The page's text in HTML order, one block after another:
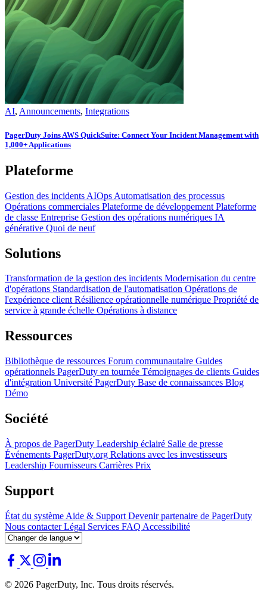
AI, Announcements, Integrations
PagerDuty Joins AWS QuickSuite: Connect Your Incident Management with
1,000+ Applications
Plateforme
Gestion des incidents AIOps Automatisation des processus
Opérations commerciales Plateforme de développement Plateforme
de classe Entreprise Gestion des opérations numériques IA
générative Quoi de neuf
Solutions
Transformation de la gestion des incidents Modernisation du centre
d'opérations Standardisation de l'automatisation Opérations de
l'expérience clientRésilience opérationnelle numérique Propriété de
service à grande échelle Opérations à distance
Ressources
Bibliothèque de ressources Forum communautaire Guides
opérationnels PagerDuty en tournée Témoignages de clients Guides
d'intégration Université PagerDuty Base de connaissances Blog
Démo
Société
À propos de PagerDuty Leadership éclairé Salle de presse
Événements PagerDuty.org Relations avec les investisseurs
Leadership Fournisseurs Carrières Prix
Support
État du système Aide & Support Devenir partenaire de PagerDuty
Nous contacterLégal Services FAQ Accessibilité
© 2026 PagerDuty, Inc. Tous droits réservés.